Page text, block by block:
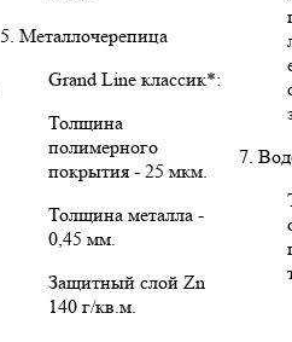
5. Металлочерепица
Grand Line классик*:
Толщина
полимерного
покрытия - 25 мкм.
Толщина металла -
0,45 мм.
Защитный слой Zn
140 г/кв.м.
7.